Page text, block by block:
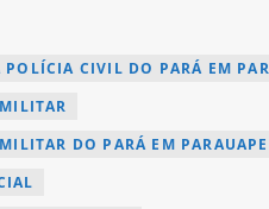
CIVIL DO PARÁ EM
DO PARÁ EM